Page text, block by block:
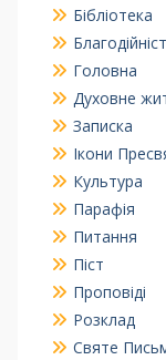
Бібліотека
Головна
Духовне
Записка
Ікони
Культура
Парафія
Питання
Піст
Проповіді
Розклад
Святе